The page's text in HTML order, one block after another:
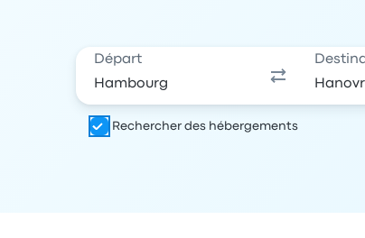
Départ
Rechercher des hébergements